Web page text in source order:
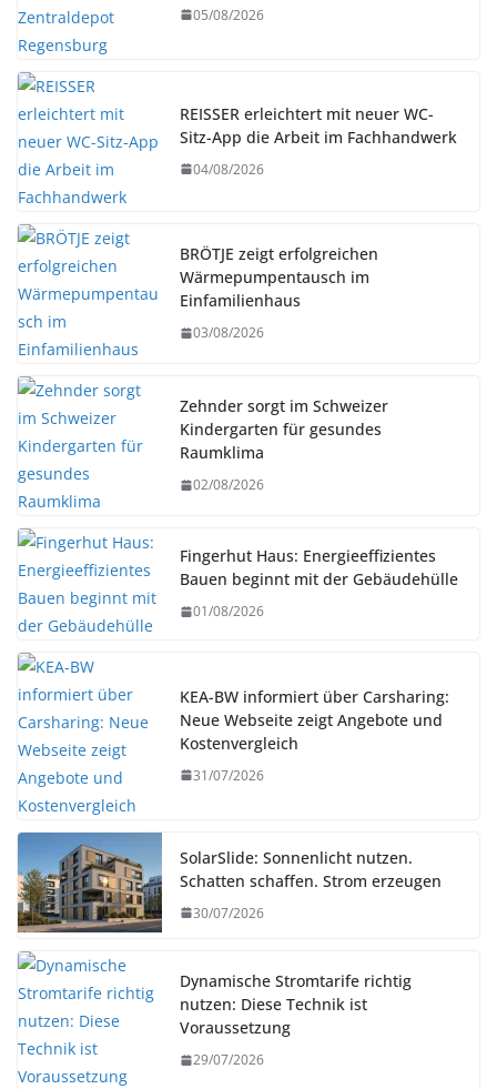
05/08/2026
REISSER erleichtert mit neuer WC-
Sitz-App die Arbeit im Fachhandwerk
04/08/2026
BRÖTJE zeigt erfolgreichen
Wärmepumpentausch im
Einfamilienhaus
03/08/2026
Zehnder sorgt im Schweizer
Kindergarten für gesundes
Raumklima
02/08/2026
Fingerhut Haus: Energieeffizientes
Bauen beginnt mit der Gebäudehülle
01/08/2026
KEA-BW informiert über Carsharing:
Neue Webseite zeigt Angebote und
Kostenvergleich
31/07/2026
SolarSlide: Sonnenlicht nutzen.
Schatten schaffen. Strom erzeugen
30/07/2026
Dynamische Stromtarife richtig
nutzen: Diese Technik ist
Voraussetzung
29/07/2026